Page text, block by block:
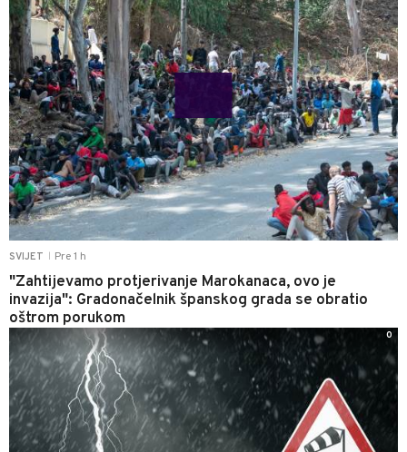
SVIJET Pre 1 h
"Zahtijevamo protjerivanje Marokanaca, ovo je
invazija": Gradonačelnik španskog grada se obratio
oštrom porukom
0